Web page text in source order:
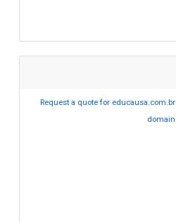
Request a quote for educausa.com.br
domain